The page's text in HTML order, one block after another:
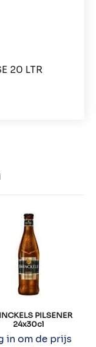
20 LTR
PILSENER
24x30cl
in om de prijs